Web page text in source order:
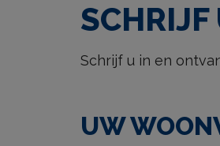
SCHRIJF
Schrijf u in en
UW